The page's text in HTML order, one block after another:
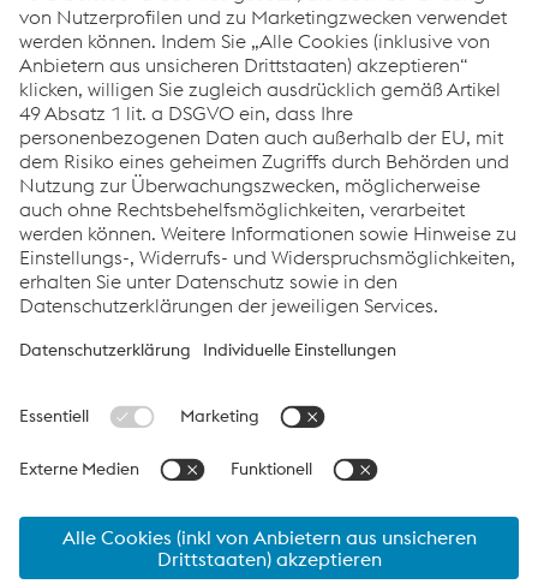
Rohrkomponenten für Lenksysteme
Rohrkomponenten für Luftfederungssysteme
Rohrkomponenten für Sitzsysteme
Rohrkomponenten für Karosserie
Rohrkomponenten für Fluid Handling
Produkte & Services
Downloads
Sprache